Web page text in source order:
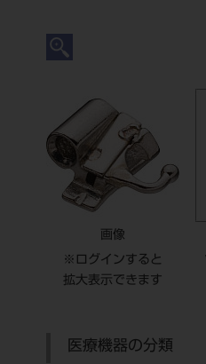
画像
※ログインすると
拡大表示できます
医療機器の分類